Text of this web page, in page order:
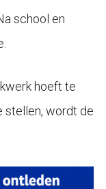
school en
hoeft te
stellen, wordt de